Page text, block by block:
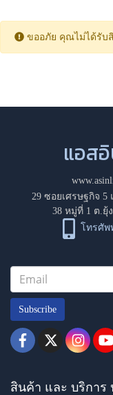
ขออภัย คุณไม่ได้รับ
แอส
29 ซอยเศรษฐกิจ 5
38 หมู่ที่ 1 ต.ยุ้
โทรศัพ
Subscribe
สินค้า และ บริการ